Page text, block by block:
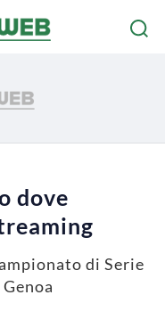
dove
di Serie